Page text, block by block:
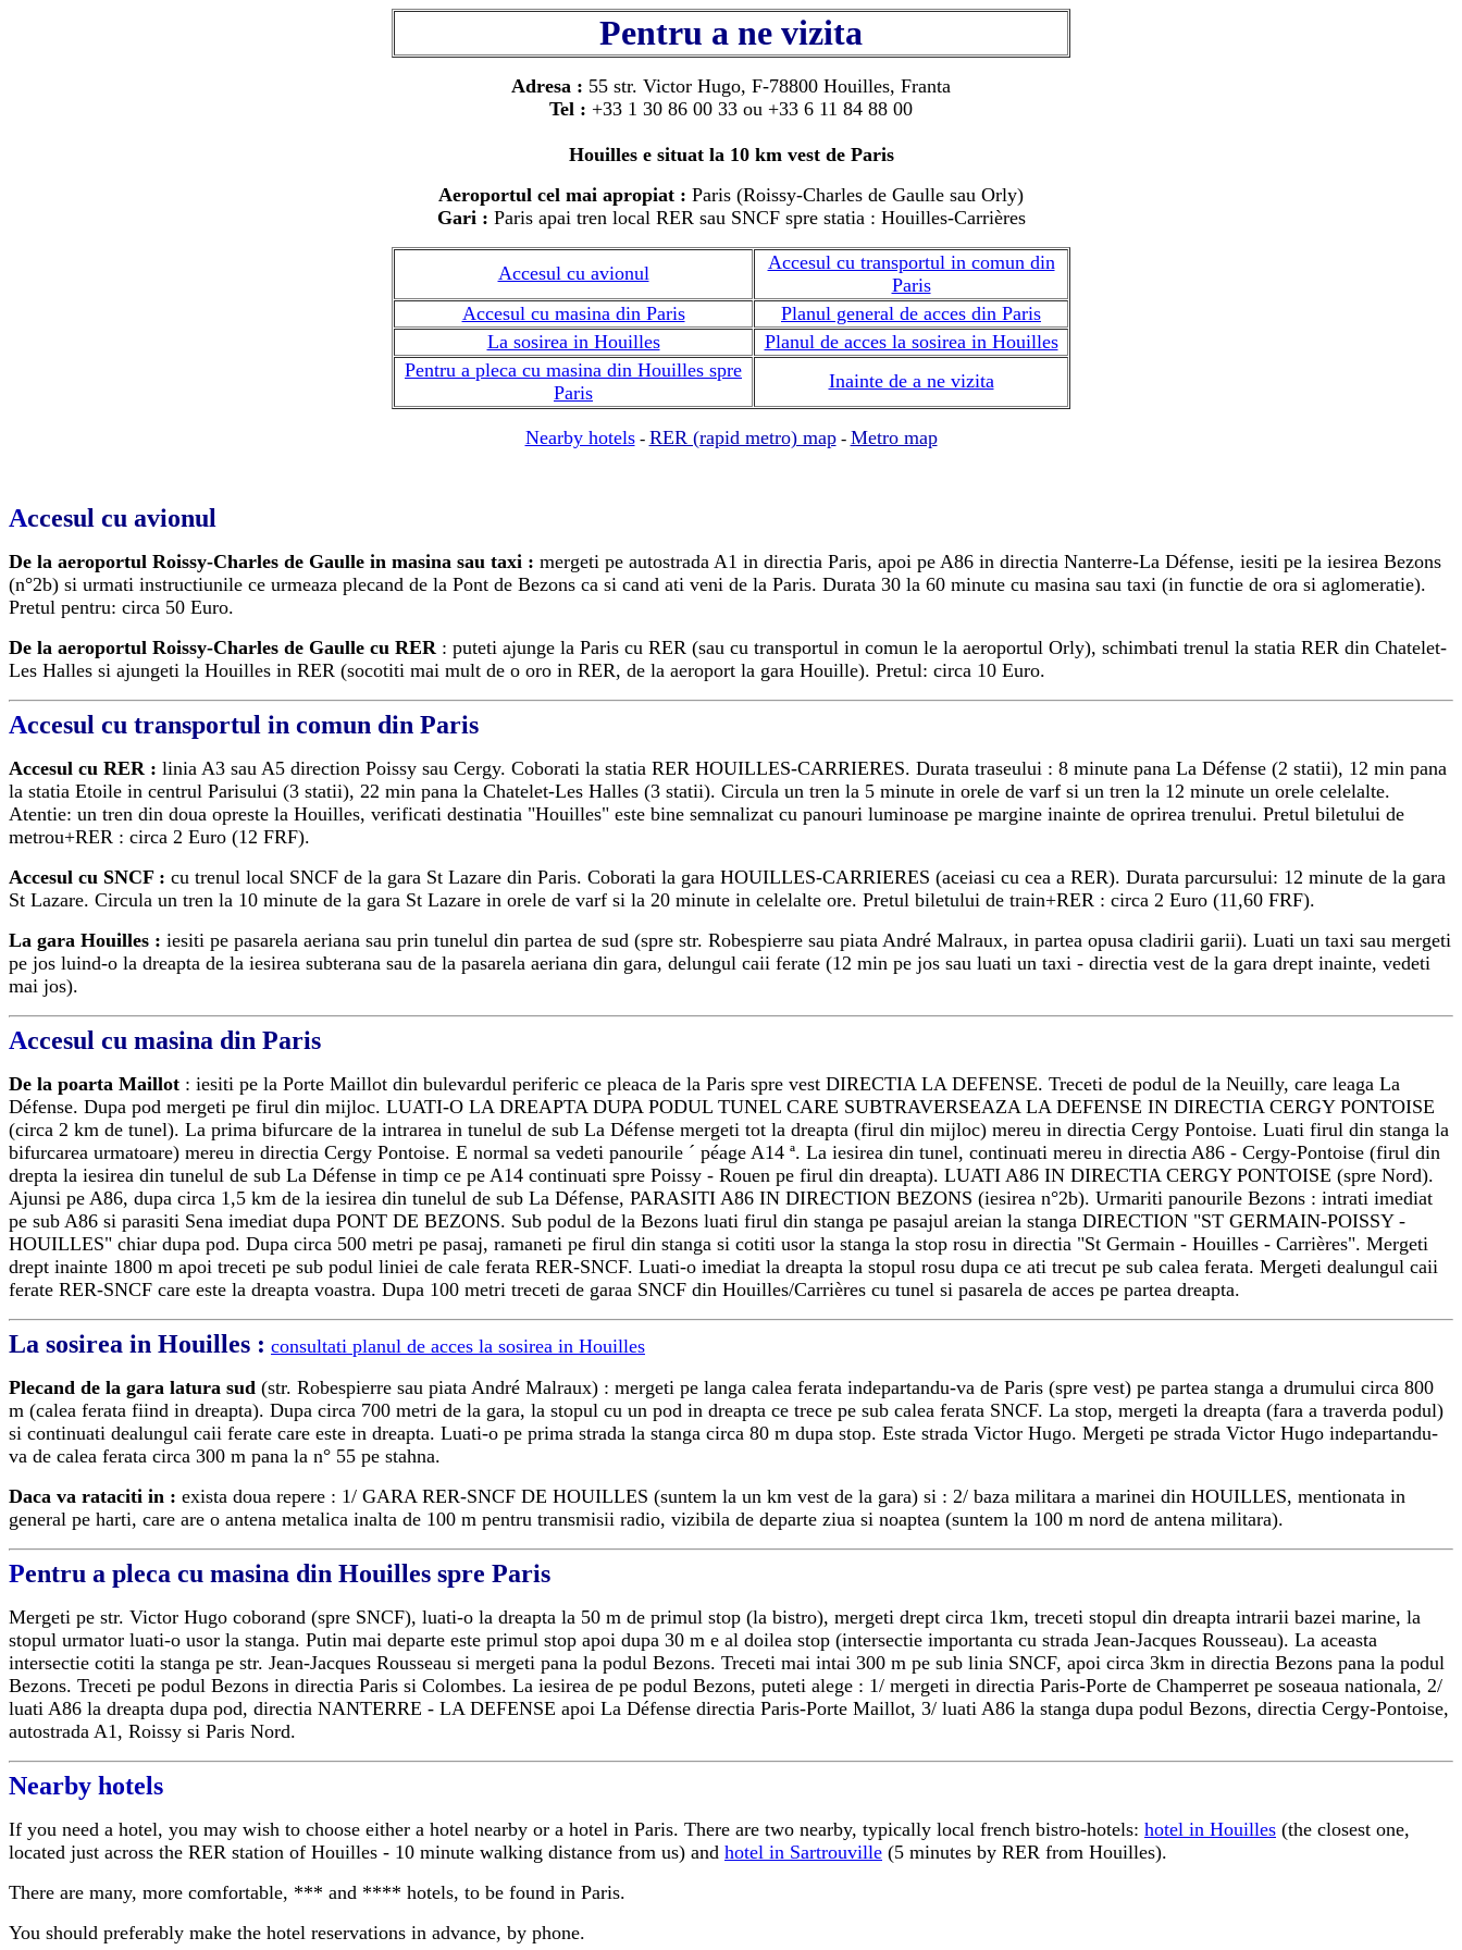
Pentru a ne vizita
Adresa : 55 str. Victor Hugo, F-78800 Houilles, Franta
Tel : +33 1 30 86 00 33 ou +33 6 11 84 88 00
Houilles e situat la 10 km vest de Paris
Aeroportul cel mai apropiat : Paris (Roissy-Charles de Gaulle sau Orly)
Gari : Paris apai tren local RER sau SNCF spre statia : Houilles-Carrières
Accesul cu avionul
Accesul cu transportul in comun din
Paris
Accesul cu masina din Paris
Planul general de acces din Paris
La sosirea in Houilles
Planul de acces la sosirea in Houilles
Pentru a pleca cu masina din Houilles spre
Paris
Inainte de a ne vizita
Nearby hotels- RER (rapid metro) map- Metro map
Accesul cu avionul
De la aeroportul Roissy-Charles de Gaulle in masina sau taxi : mergeti pe autostrada A1 in directia Paris, apoi pe A86 in directia Nanterre-La Défense, iesiti pe la iesirea Bezons
(n°2b) si urmati instructiunile ce urmeaza plecand de la Pont de Bezons ca si cand ati veni de la Paris. Durata 30 la 60 minute cu masina sau taxi (in functie de ora si aglomeratie).
Pretul pentru: circa 50 Euro.
De la aeroportul Roissy-Charles de Gaulle cu RER : puteti ajunge la Paris cu RER (sau cu transportul in comun le la aeroportul Orly), schimbati trenul la statia RER din Chatelet-
Les Halles si ajungeti la Houilles in RER (socotiti mai mult de o oro in RER, de la aeroport la gara Houille). Pretul: circa 10 Euro.
Accesul cu transportul in comun din Paris
Accesul cu RER : linia A3 sau A5 direction Poissy sau Cergy. Coborati la statia RER HOUILLES-CARRIERES. Durata traseului : 8 minute pana La Défense (2 statii), 12 min pana
la statia Etoile in centrul Parisului (3 statii), 22 min pana la Chatelet-Les Halles (3 statii). Circula un tren la 5 minute in orele de varf si un tren la 12 minute un orele celelalte.
Atentie: un tren din doua opreste la Houilles, verificati destinatia "Houilles" este bine semnalizat cu panouri luminoase pe margine inainte de oprirea trenului. Pretul biletului de
metrou+RER : circa 2 Euro (12 FRF).
Accesul cu SNCF : cu trenul local SNCF de la gara St Lazare din Paris. Coborati la gara HOUILLES-CARRIERES (aceiasi cu cea a RER). Durata parcursului: 12 minute de la gara
St Lazare. Circula un tren la 10 minute de la gara St Lazare in orele de varf si la 20 minute in celelalte ore. Pretul biletului de train+RER : circa 2 Euro (11,60 FRF).
La gara Houilles : iesiti pe pasarela aeriana sau prin tunelul din partea de sud (spre str. Robespierre sau piata André Malraux, in partea opusa cladirii garii). Luati un taxi sau mergeti
pe jos luind-o la dreapta de la iesirea subterana sau de la pasarela aeriana din gara, delungul caii ferate (12 min pe jos sau luati un taxi - directia vest de la gara drept inainte, vedeti
mai jos).
Accesul cu masina din Paris
De la poarta Maillot : iesiti pe la Porte Maillot din bulevardul periferic ce pleaca de la Paris spre vest DIRECTIA LA DEFENSE. Treceti de podul de la Neuilly, care leaga La
Défense. Dupa pod mergeti pe firul din mijloc. LUATI-O LA DREAPTA DUPA PODUL TUNEL CARE SUBTRAVERSEAZA LA DEFENSE IN DIRECTIA CERGY PONTOISE
(circa 2 km de tunel). La prima bifurcare de la intrarea in tunelul de sub La Défense mergeti tot la dreapta (firul din mijloc) mereu in directia Cergy Pontoise. Luati firul din stanga la
bifurcarea urmatoare) mereu in directia Cergy Pontoise. E normal sa vedeti panourile ´ péage A14 ª. La iesirea din tunel, continuati mereu in directia A86 - Cergy-Pontoise (firul din
drepta la iesirea din tunelul de sub La Défense in timp ce pe A14 continuati spre Poissy - Rouen pe firul din dreapta). LUATI A86 IN DIRECTIA CERGY PONTOISE (spre Nord).
Ajunsi pe A86, dupa circa 1,5 km de la iesirea din tunelul de sub La Défense, PARASITI A86 IN DIRECTION BEZONS (iesirea n°2b). Urmariti panourile Bezons : intrati imediat
pe sub A86 si parasiti Sena imediat dupa PONT DE BEZONS. Sub podul de la Bezons luati firul din stanga pe pasajul areian la stanga DIRECTION "ST GERMAIN-POISSY -
HOUILLES" chiar dupa pod. Dupa circa 500 metri pe pasaj, ramaneti pe firul din stanga si cotiti usor la stanga la stop rosu in directia "St Germain - Houilles - Carrières". Mergeti
drept inainte 1800 m apoi treceti pe sub podul liniei de cale ferata RER-SNCF. Luati-o imediat la dreapta la stopul rosu dupa ce ati trecut pe sub calea ferata. Mergeti dealungul caii
ferate RER-SNCF care este la dreapta voastra. Dupa 100 metri treceti de garaa SNCF din Houilles/Carrières cu tunel si pasarela de acces pe partea dreapta.
La sosirea in Houilles : consultati planul de acces la sosirea in Houilles
Plecand de la gara latura sud (str. Robespierre sau piata André Malraux) : mergeti pe langa calea ferata indepartandu-va de Paris (spre vest) pe partea stanga a drumului circa 800
m (calea ferata fiind in dreapta). Dupa circa 700 metri de la gara, la stopul cu un pod in dreapta ce trece pe sub calea ferata SNCF. La stop, mergeti la dreapta (fara a traverda podul)
si continuati dealungul caii ferate care este in dreapta. Luati-o pe prima strada la stanga circa 80 m dupa stop. Este strada Victor Hugo. Mergeti pe strada Victor Hugo indepartandu-
va de calea ferata circa 300 m pana la n° 55 pe stahna.
Daca va rataciti in : exista doua repere : 1/ GARA RER-SNCF DE HOUILLES (suntem la un km vest de la gara) si : 2/ baza militara a marinei din HOUILLES, mentionata in
general pe harti, care are o antena metalica inalta de 100 m pentru transmisii radio, vizibila de departe ziua si noaptea (suntem la 100 m nord de antena militara).
Pentru a pleca cu masina din Houilles spre Paris
Mergeti pe str. Victor Hugo coborand (spre SNCF), luati-o la dreapta la 50 m de primul stop (la bistro), mergeti drept circa 1km, treceti stopul din dreapta intrarii bazei marine, la
stopul urmator luati-o usor la stanga. Putin mai departe este primul stop apoi dupa 30 m e al doilea stop (intersectie importanta cu strada Jean-Jacques Rousseau). La aceasta
intersectie cotiti la stanga pe str. Jean-Jacques Rousseau si mergeti pana la podul Bezons. Treceti mai intai 300 m pe sub linia SNCF, apoi circa 3km in directia Bezons pana la podul
Bezons. Treceti pe podul Bezons in directia Paris si Colombes. La iesirea de pe podul Bezons, puteti alege : 1/ mergeti in directia Paris-Porte de Champerret pe soseaua nationala, 2/
luati A86 la dreapta dupa pod, directia NANTERRE - LA DEFENSE apoi La Défense directia Paris-Porte Maillot, 3/ luati A86 la stanga dupa podul Bezons, directia Cergy-Pontoise,
autostrada A1, Roissy si Paris Nord.
Nearby hotels
If you need a hotel, you may wish to choose either a hotel nearby or a hotel in Paris. There are two nearby, typically local french bistro-hotels: hotel in Houilles (the closest one,
located just across the RER station of Houilles - 10 minute walking distance from us) and hotel in Sartrouville (5 minutes by RER from Houilles).
There are many, more comfortable, *** and **** hotels, to be found in Paris.
You should preferably make the hotel reservations in advance, by phone.